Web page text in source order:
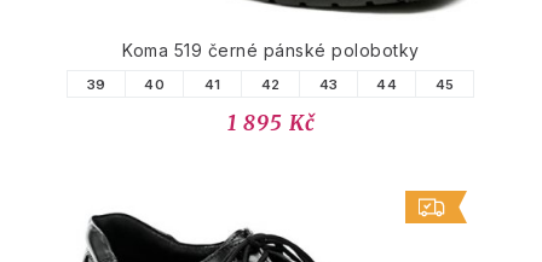
Koma 519 černé pánské polobotky
39 40 41 42 43 44 45
1 895 Kč